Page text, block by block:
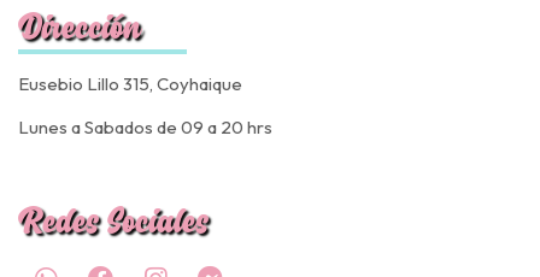
Dirección
Eusebio Lillo 315, Coyhaique
Lunes a Sabados de 09 a 20 hrs
Redes Sociales